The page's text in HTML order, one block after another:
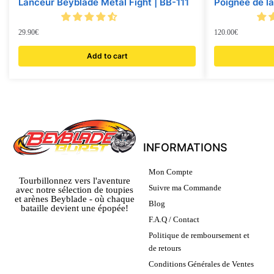
29.90€
Add to cart
120.00€
Tourbillonnez vers l'aventure
avec notre sélection de toupies
et arènes Beyblade - où chaque
bataille devient une épopée!
INFORMATIONS
Mon Compte
Suivre ma Commande
Blog
F.A.Q / Contact
Politique de remboursement et
de retours
Conditions Générales de Ventes